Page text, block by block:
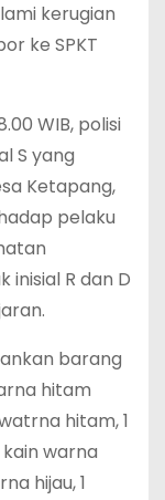
kerugian
ke SPKT
WIB, polisi
S yang
Ketapang,
pelaku
inisial R dan D
barang
hitam
hitam, 1
warna
hijau, 1